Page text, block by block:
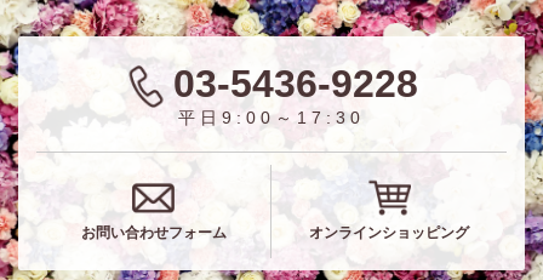
03-5436-9228
平日9:00～17:30
お問い合わせフォーム オンラインショッピング